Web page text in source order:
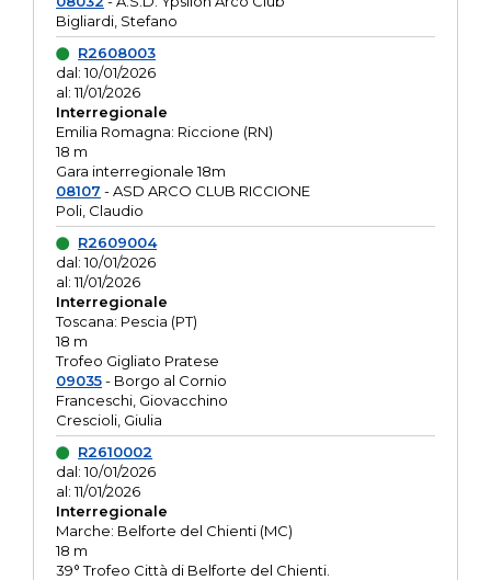
Bigliardi, Stefano
R2608003
dal: 10/01/2026
al: 11/01/2026
Interregionale
Emilia Romagna: Riccione (RN)
18 m
Gara interregionale 18m
08107 - ASD ARCO CLUB RICCIONE
Poli, Claudio
R2609004
dal: 10/01/2026
al: 11/01/2026
Interregionale
Toscana: Pescia (PT)
18 m
Trofeo Gigliato Pratese
09035- Borgo al Cornio
Franceschi, Giovacchino
Crescioli, Giulia
R2610002
dal: 10/01/2026
al: 11/01/2026
Interregionale
Marche: Belforte del Chienti (MC)
18 m
39° Trofeo Città di Belforte del Chienti.